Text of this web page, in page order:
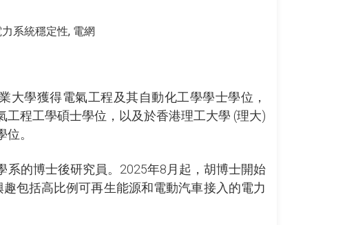
系統穩定性, 電網
大學獲得電氣工程及其自動化工學學士學位，
工程工學碩士學位，以及於香港理工大學 (理大)
。
的博士後研究員。2025年8月起，胡博士開始
包括高比例可再生能源和電動汽車接入的電力